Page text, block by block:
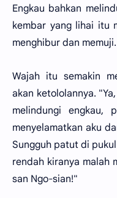
Engkau bahkan
kembar yang lihai itu
menghibur dan memuji.
Wajah itu semakin
akan ketololannya.
melindungi engkau,
menyelamatkan aku
Sungguh patut di
rendah kiranya malah
san Ngo-sian!"